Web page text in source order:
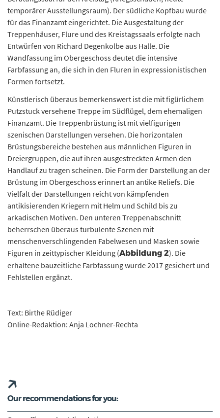
temporärer Ausstellungsraum). Der südliche Kopfbau wurde
für das Finanzamt eingerichtet. Die Ausgestaltung der
Treppenhäuser, Flure und des Kreistagssaals erfolgte nach
Entwürfen von Richard Degenkolbe aus Halle. Die
Wandfassung im Obergeschoss deutet die intensive
Farbfassung an, die sich in den Fluren in expressionistischen
Formen fortsetzt.
Künstlerisch überaus bemerkenswert ist die mit figürlichem
Putzstuck versehene Treppe im Südflügel, dem ehemaligen
Finanzamt. Die Treppenbrüstung ist mit vielfigurigen
szenischen Darstellungen versehen. Die horizontalen
Brüstungsbereiche bestehen aus männlichen Figuren in
Dreiergruppen, die auf ihren ausgestreckten Armen den
Handlauf zu tragen scheinen. Die Form der Darstellung an der
Brüstung im Obergeschoss erinnert an antike Reliefs. Die
Vielfalt der Darstellungen reicht von kämpfenden
antikisierenden Kriegern mit Helm und Schild bis zu
arkadischen Motiven. Den unteren Treppenabschnitt
beherrschen überaus turbulente Szenen mit
menschenverschlingenden Fabelwesen und Masken sowie
Figuren in zeittypischer Kleidung (Abbildung 2). Die
erhaltene bauzeitliche Farbfassung wurde 2017 gesichert und
Fehlstellen ergänzt.
Text: Birthe Rüdiger
Online-Redaktion: Anja Lochner-Rechta
Our recommendations for you: